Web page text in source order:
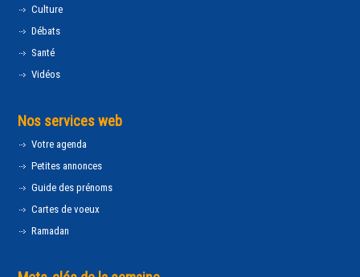
Culture
Débats
Santé
Vidéos
Nos services web
Votre agenda
Petites annonces
Guide des prénoms
Cartes de voeux
Ramadan